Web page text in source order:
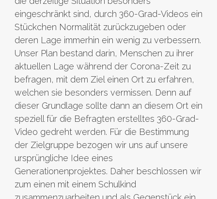
eingeschränkt sind, durch 360-Grad-Videos ein
Stückchen Normalität zurückzugeben oder
deren Lage immerhin ein wenig zu verbessern.
Unser Plan bestand darin, Menschen zu ihrer
aktuellen Lage während der Corona-Zeit zu
befragen, mit dem Ziel einen Ort zu erfahren,
welchen sie besonders vermissen. Denn auf
dieser Grundlage sollte dann an diesem Ort ein
speziell für die Befragten erstelltes 360-Grad-
Video gedreht werden. Für die Bestimmung
der Zielgruppe bezogen wir uns auf unsere
ursprüngliche Idee eines
Generationenprojektes. Daher beschlossen wir
zum einen mit einem Schulkind